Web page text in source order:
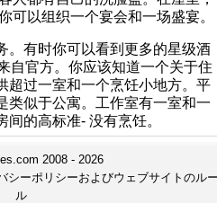
可以组织一个宴会和一场盛宴。
。有时你可以看到更多的星级酒
自官方。你应该知道一个关于住
超过一室和一个烹饪小地方。平
类似于公寓。工作室有一室和一
的高标准- 没有烹饪。
2008 - 2026
シーポリシーおよびウェブサイトのル
ル